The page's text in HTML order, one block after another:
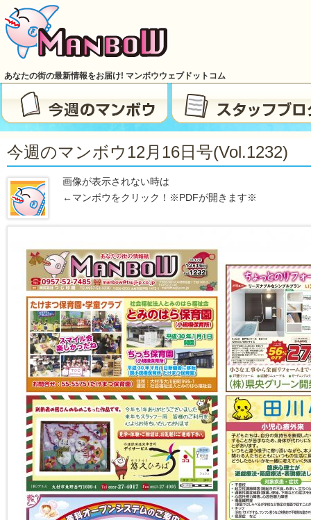
あなたの街の最新情報をお届け! マンボウウェブドットコム
今週のマンボウ12月16日号(vol.1232)
画像が表示されない時は
←マンボウをクリック！※PDFが開きます※